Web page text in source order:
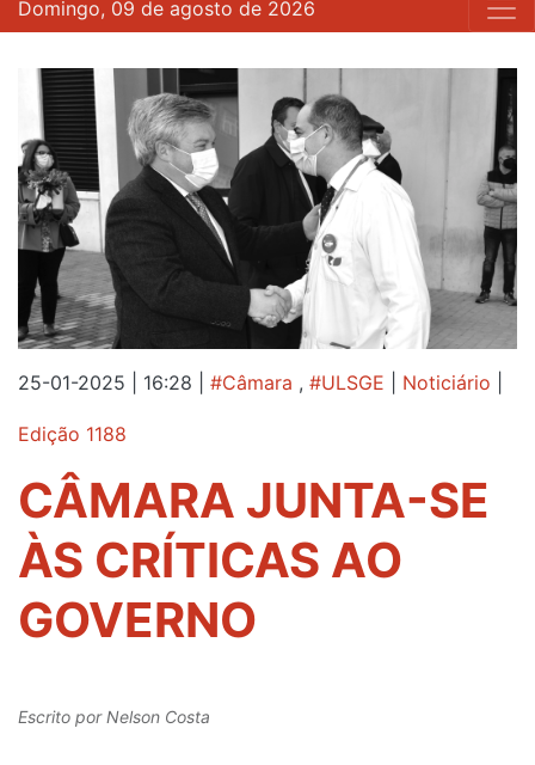
Domingo, 09 de agosto de 2026
25-01-2025 | 16:28 #Câmara , #ULSGE Noticiário
Edição 1188
CÂMARA JUNTA-SE
ÀS CRÍTICAS AO
GOVERNO
Escrito porNelson Costa